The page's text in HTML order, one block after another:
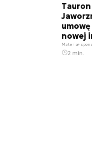
Tauron
nowej
Materiał
2 min.